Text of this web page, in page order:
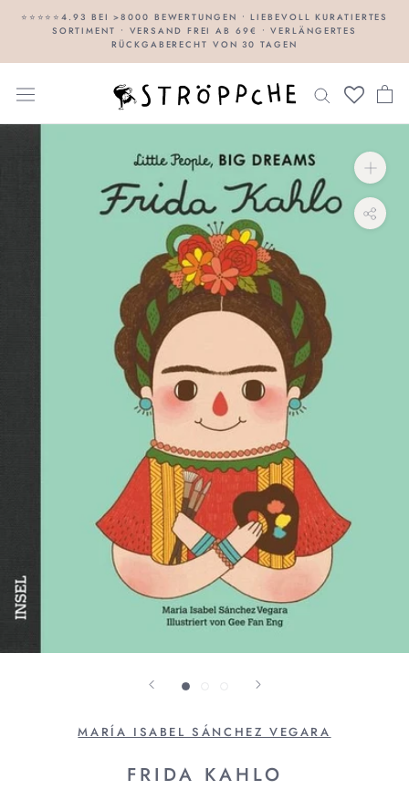
Direkt
Inhalt
⭐⭐⭐⭐⭐4.93 BEI >8000 BEWERTUNGEN • LIEBEVOLL KURATIERTES
SORTIMENT • VERSAND FREI AB 69€ • VERLÄNGERTES
RÜCKGABERECHT VON 30 TAGEN
MARÍA ISABEL SÁNCHEZ VEGARA
FRIDA KAHLO